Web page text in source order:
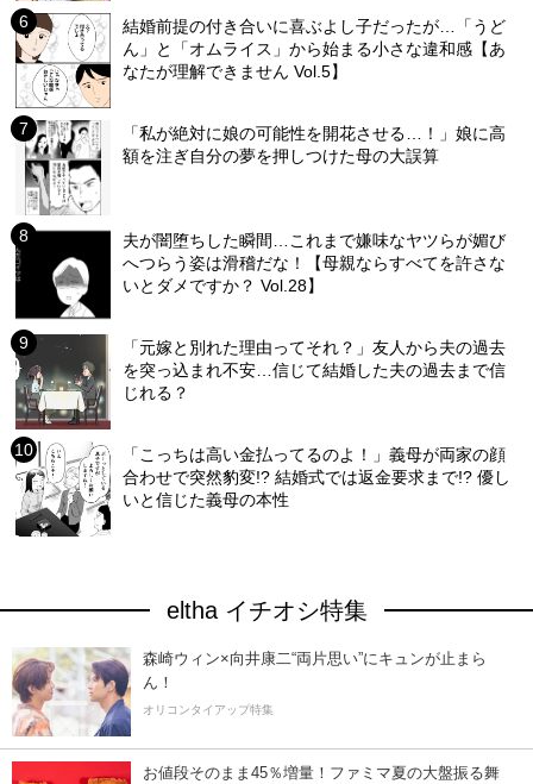
結婚前提の付き合いに喜ぶよし子だったが…「うど
ん」と「オムライス」から始まる小さな違和感【あ
なたが理解できません Vol.5】
「私が絶対に娘の可能性を開花させる…！」娘に高
額を注ぎ自分の夢を押しつけた母の大誤算
夫が闇堕ちした瞬間…これまで嫌味なヤツらが媚び
へつらう姿は滑稽だな！【母親ならすべてを許さな
いとダメですか？ Vol.28】
「元嫁と別れた理由ってそれ？」友人から夫の過去
を突っ込まれ不安…信じて結婚した夫の過去まで信
じれる？
「こっちは高い金払ってるのよ！」義母が両家の顔
合わせで突然豹変!? 結婚式では返金要求まで!? 優し
いと信じた義母の本性
eltha イチオシ特集
森崎ウィン×向井康二“両片思い”にキュンが止まら
ん！
オリコンタイアップ特集
お値段そのまま45％増量！ファミマ夏の大盤振る舞